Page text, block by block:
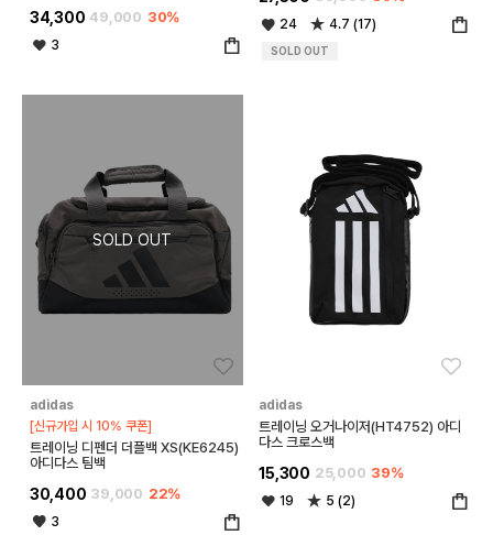
34,300 49,000 30%
3
24 4.7 (17)
SOLD OUT
adidas
[신규가입 시 10% 쿠폰]
트레이닝 디펜더 더플백 XS(KE6245)
아디다스 팀백
30,400 39,000 22%
3
adidas
트레이닝 오거나이저(HT4752) 아디
다스 크로스백
15,300 25,000 39%
19 5 (2)